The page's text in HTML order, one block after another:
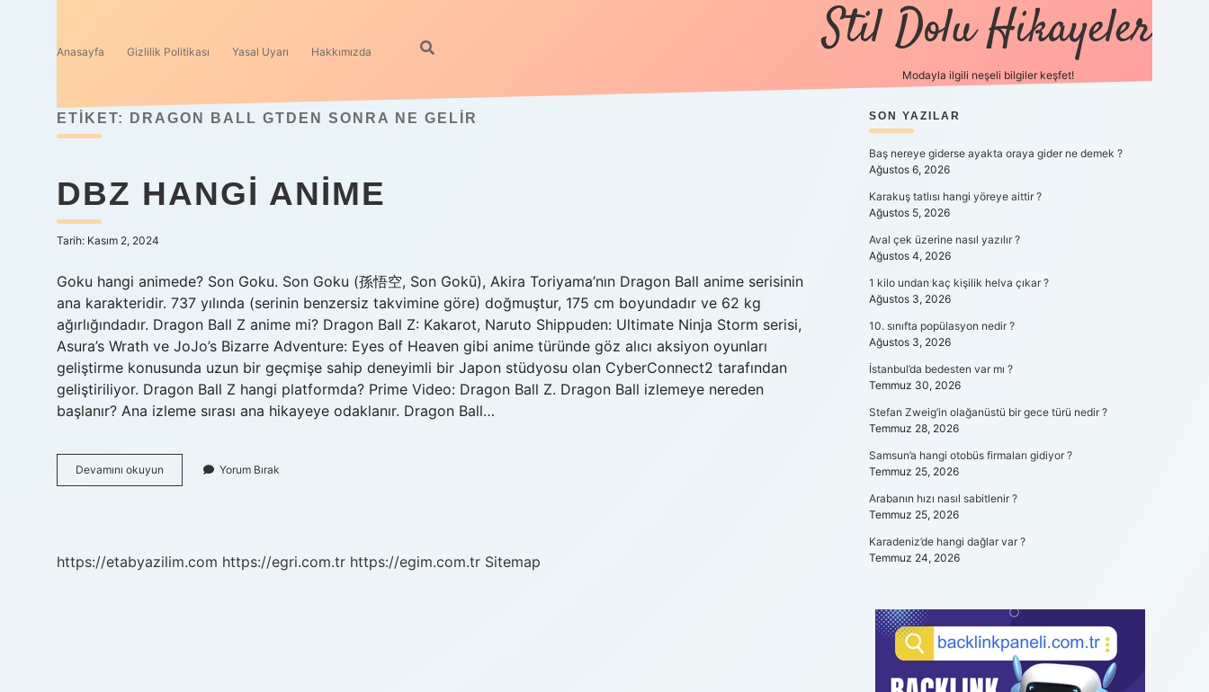
Anasayfa Gizlilik Politikası Yasal Uyarı Hakkımızda Stil Dolu Hikayeler
Modayla ilgili neşeli bilgiler keşfet!
ETIKET: DRAGON BALL GTDEN SONRA NE GELIR
DBZ HANGI ANIME
Tarih: Kasım 2, 2024
Goku hangi animede? Son Goku. Son Goku (孫悟空, Son Gokū), Akira Toriyama’nın Dragon Ball anime serisinin
ana karakteridir. 737 yılında (serinin benzersiz takvimine göre) doğmuştur, 175 cm boyundadır ve 62 kg
ağırlığındadır. Dragon Ball Z anime mi? Dragon Ball Z: Kakarot, Naruto Shippuden: Ultimate Ninja Storm serisi,
Asura’s Wrath ve JoJo’s Bizarre Adventure: Eyes of Heaven gibi anime türünde göz alıcı aksiyon oyunları
geliştirme konusunda uzun bir geçmişe sahip deneyimli bir Japon stüdyosu olan CyberConnect2 tarafından
geliştiriliyor. Dragon Ball Z hangi platformda? Prime Video: Dragon Ball Z. Dragon Ball izlemeye nereden
başlanır? Ana izleme sırası ana hikayeye odaklanır. Dragon Ball…
Devamını okuyun
Hangi
Yorum Bırak
https://etabyazilim.com https://egri.com.tr https://egim.com.tr Sitemap
SIDEBAR
SON YAZILAR
Baş nereye giderse ayakta oraya gider ne demek ?
Ağustos 6, 2026
Karakuş tatlısı hangi yöreye aittir ?
Ağustos 5, 2026
Aval çek üzerine nasıl yazılır ?
Ağustos 4, 2026
1 kilo undan kaç kişilik helva çıkar ?
Ağustos 3, 2026
10. sınıfta popülasyon nedir ?
Ağustos 3, 2026
İstanbul’da bedesten var mı ?
Temmuz 30, 2026
Stefan Zweig’in olağanüstü bir gece türü nedir ?
Temmuz 28, 2026
Samsun’a hangi otobüs firmaları gidiyor ?
Temmuz 25, 2026
Arabanın hızı nasıl sabitlenir ?
Temmuz 25, 2026
Karadeniz’de hangi dağlar var ?
Temmuz 24, 2026